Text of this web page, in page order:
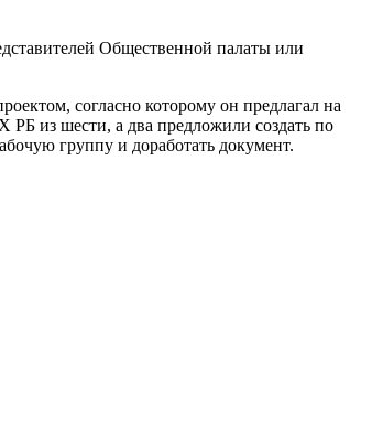
Общественной палаты или
согласно которому он предлагал на
РБ из шести, а два предложили создать по
группу и доработать документ.